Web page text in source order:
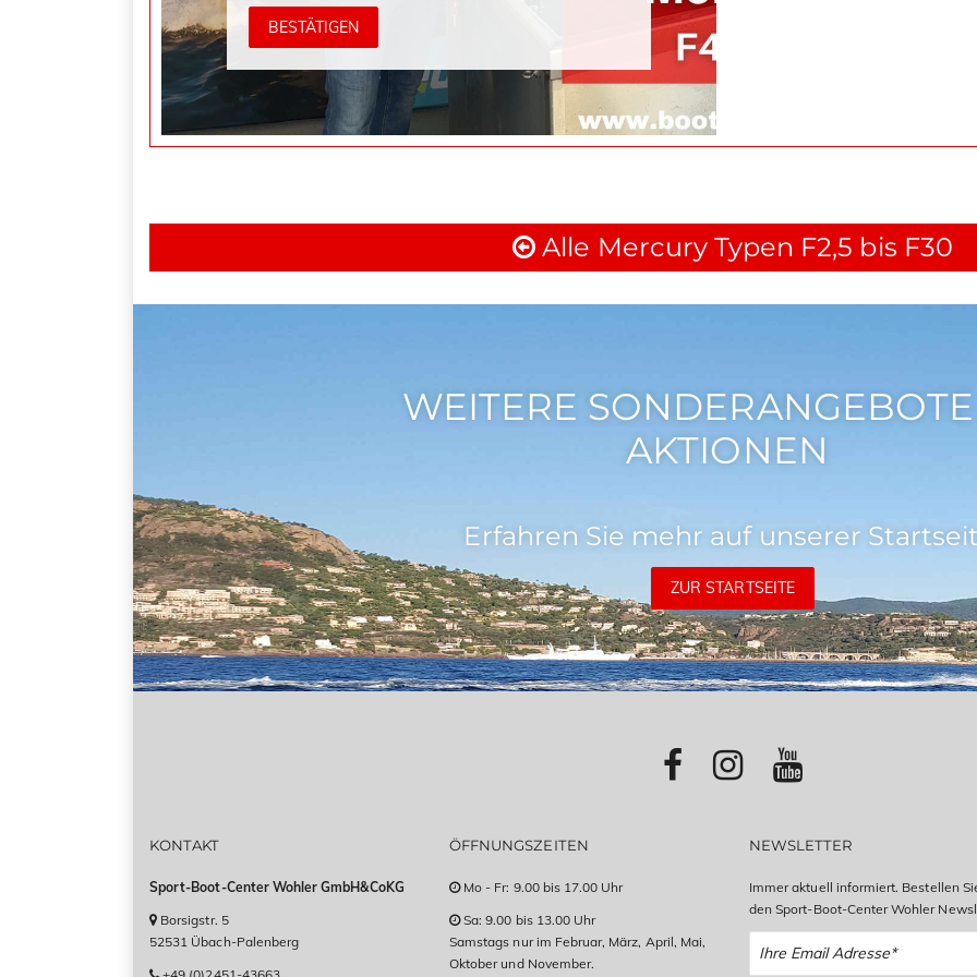
BESTÄTIGEN
Alle Mercury Typen F2,5 bis F30
WEITERE
AKTIONEN
Erfahren Sie mehr auf unserer
ZUR STARTSEITE
KONTAKT
Sport-Boot-Center Wohler GmbH&CoKG
Borsigstr. 5
52531 Übach-Palenberg
ÖFFNUNGSZEITEN
Mo - Fr: 9.00 bis 17.00 Uhr
Sa: 9.00 bis 13.00 Uhr
Samstags nur im Februar, März, April, Mai,
Oktober und November.
NEWSLETTER
Immer aktuell informiert. Bestellen
den Sport-Boot-Center Wohler